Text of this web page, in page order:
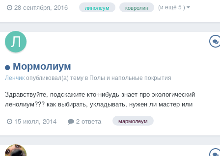
модульную ковровую плитку (Balsan), ковры (Merinos, Sintelon,
28 сентября, 2016 линолеум ковролин (и ещё 5 )
Мормолиум
Ленчикопубликовал(а) тему в Полы и напольные покрытия
Здравствуйте, подскажите кто-нибудь знает про экологический
ленолиум??? как выбирать, укладывать, нужен ли мастер или
15 июля, 2014 2 ответа мармолеум